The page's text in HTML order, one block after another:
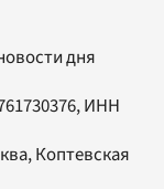
дня
ИНН
Коптевская